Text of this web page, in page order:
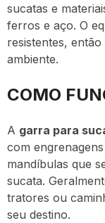
sucatas e
ferros e aço. O
resistentes,
ambiente.
COMO
A garra para
com
mandíbulas que
sucata.
tratores ou
seu destino.